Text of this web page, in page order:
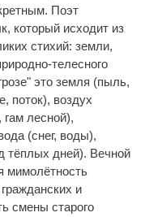
Поэт
который исходит из
стихий: земли,
телесного
это земля (пыль,
поток), воздух
лесной),
(снег, воды),
тёплых дней). Вечной
мимолётность
и
смены старого